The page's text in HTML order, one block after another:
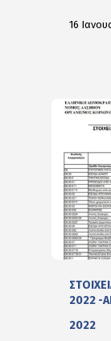
16
2022 -
2022